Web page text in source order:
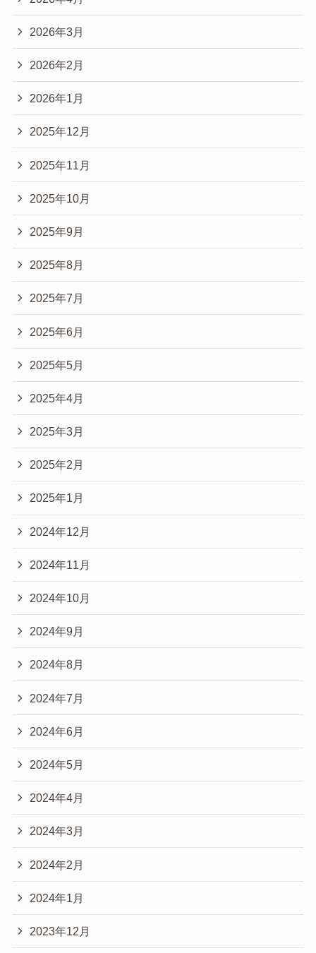
2026年3月
2026年2月
2026年1月
2025年12月
2025年11月
2025年10月
2025年9月
2025年8月
2025年7月
2025年6月
2025年5月
2025年4月
2025年3月
2025年2月
2025年1月
2024年12月
2024年11月
2024年10月
2024年9月
2024年8月
2024年7月
2024年6月
2024年5月
2024年4月
2024年3月
2024年2月
2024年1月
2023年12月